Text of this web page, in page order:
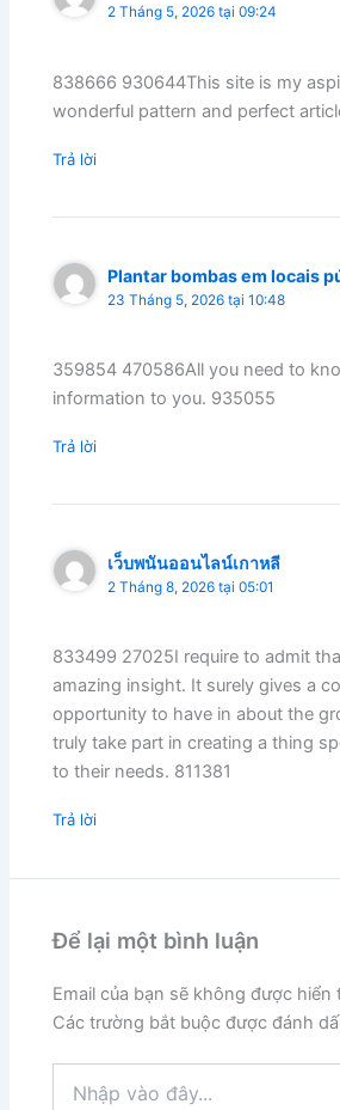
2 Tháng 5, 2026 tại 09:24
838666 930644This site is my
wonderful pattern and perfect
Trả lời
Plantar bombas em locais
23 Tháng 5, 2026 tại 10:48
359854 470586All you need to
information to you. 935055
Trả lời
เว็บพนันออนไลน์เกาหลี
2 Tháng 8, 2026 tại 05:01
833499 27025I require to admit
amazing insight. It surely gives a
opportunity to have in about the
truly take part in creating a thing
to their needs. 811381
Trả lời
Để lại một bình luận
Email của bạn sẽ không được hiển
Các trường bắt buộc được đánh
vào